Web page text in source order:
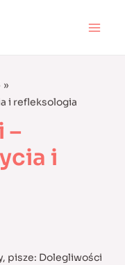
i refleksologia
–
i
pisze: Dolegliwości